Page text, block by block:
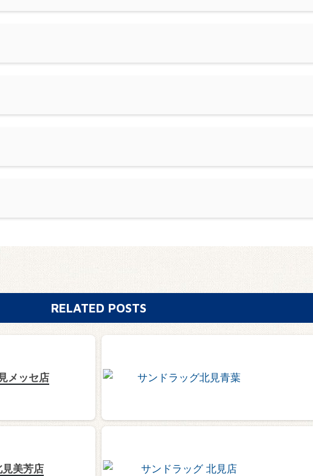
RELATED POSTS
メッセ店
美芳店